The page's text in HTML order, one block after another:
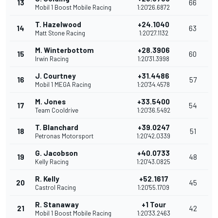
13
Mobil 1 Boost Mobile Racing 1:20'26.6872
66
14 T. Hazelwood
Matt Stone Racing
+24.1040
1:20'27.1132
63
15 M. Winterbottom
Irwin Racing
+28.3906
1:20'31.3998
60
16 J. Courtney
Mobil 1 MEGA Racing
+31.4486
1:20'34.4578
57
17 M. Jones
Team Cooldrive
+33.5400
1:20'36.5492
54
18 T. Blanchard
Petronas Motorsport
+39.0247
1:20'42.0339
51
19 G. Jacobson
Kelly Racing
+40.0733
1:20'43.0825
48
20 R. Kelly
Castrol Racing
+52.1617
1:20'55.1709
45
21 R. Stanaway
Mobil 1 Boost Mobile Racing
+1 Tour
1:20'33.2463
42